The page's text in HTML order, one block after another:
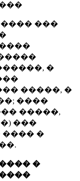
���
�
�����, �
����
�����,
���
�
�